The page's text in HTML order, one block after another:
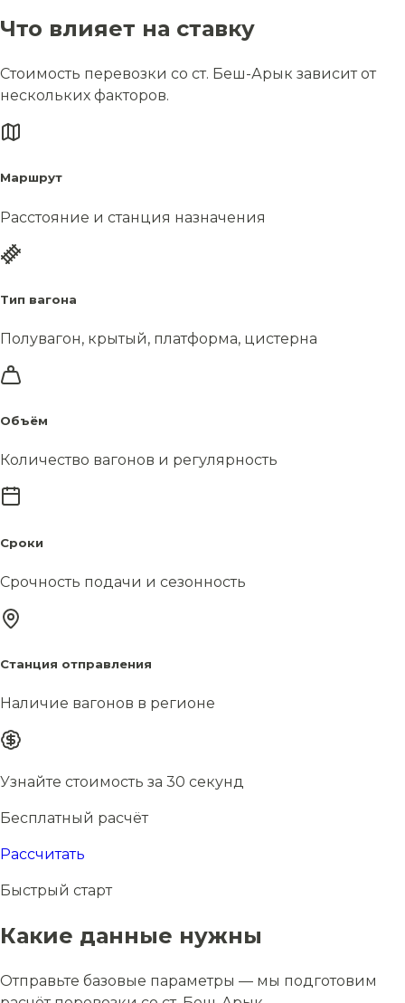
Что влияет на ставку
Стоимость перевозки со ст. Беш-Арык зависит от
нескольких факторов.
Маршрут
Расстояние и станция назначения
Тип вагона
Полувагон, крытый, платформа, цистерна
Объём
Количество вагонов и регулярность
Сроки
Срочность подачи и сезонность
Станция отправления
Наличие вагонов в регионе
Узнайте стоимость за 30 секунд
Бесплатный расчёт
Рассчитать
Быстрый старт
Какие данные нужны
Отправьте базовые параметры — мы подготовим